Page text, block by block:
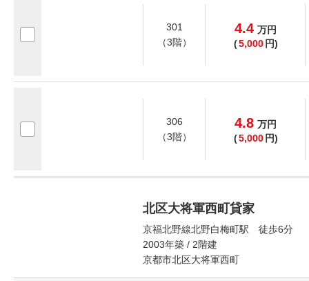
301
（3階）
4.4 万円
(5,000 円)
306
（3階）
4.8 万円
(5,000 円)
北区大将軍西町貸家
京福北野線北野白梅町駅 徒歩6分
2003年築 / 2階建
京都市北区大将軍西町